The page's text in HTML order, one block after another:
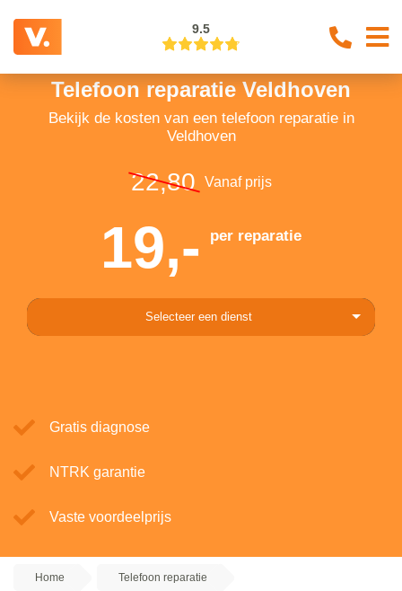
9.5
Telefoon reparatie Veldhoven
Bekijk de kosten van een telefoon reparatie in
Veldhoven
22,80 Vanaf prijs
19,- per reparatie
Selecteer een dienst
Gratis diagnose
NTRK garantie
Vaste voordeelprijs
Home Telefoon reparatie